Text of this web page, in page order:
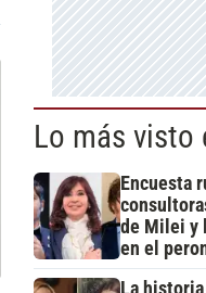
Lo más visto
Encuesta
de Milei y
en el
La